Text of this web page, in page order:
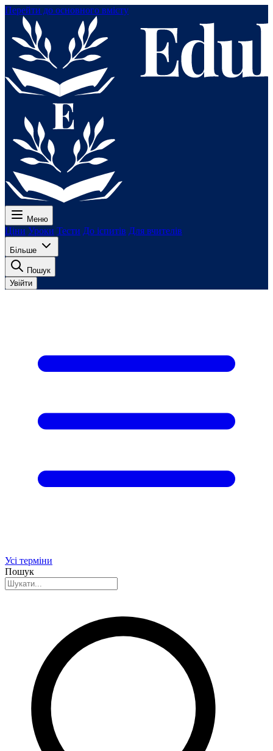
Перейти до основного вмісту
Меню
Ціни Уроки Тести До іспитів Для вчителів
Більше
Пошук
Увійти
Усі терміни
Пошук